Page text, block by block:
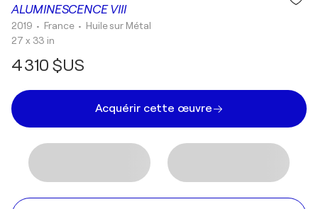
ALUMINESCENCE VIII
2019 • France • Huile sur Métal
27 x 33 in
4 310 $US
Acquérir cette œuvre